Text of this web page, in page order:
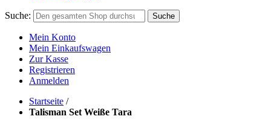
Suche: Suche
Mein Konto
Mein Einkaufswagen
Zur Kasse
Registrieren
Anmelden
Startseite /
Talisman Set Weiße Tara